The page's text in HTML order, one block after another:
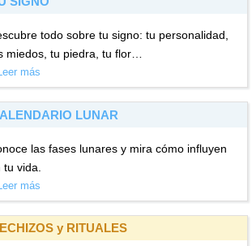
todo sobre tu signo: tu personalidad,
miedos, tu piedra, tu flor…
más
LUNAR
las fases lunares y mira cómo influyen
tu vida.
más
y RITUALES